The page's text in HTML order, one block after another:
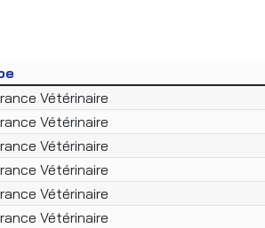
Vétérinaire
Vétérinaire
Vétérinaire
Vétérinaire
Vétérinaire
Vétérinaire